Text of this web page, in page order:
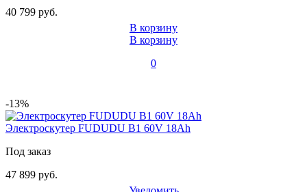
40 799 руб.
В корзину
В корзину
0
-13%
Электроскутер FUDUDU B1 60V 18Ah
Под заказ
47 899 руб.